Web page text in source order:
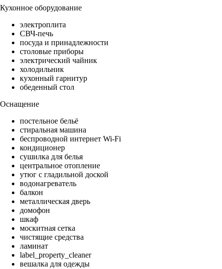
Кухонное оборудование
электроплита
СВЧ-печь
посуда и принадлежности
столовые приборы
электрический чайник
холодильник
кухонный гарнитур
обеденный стол
Оснащение
постельное бельё
стиральная машина
беспроводной интернет Wi-Fi
кондиционер
сушилка для белья
центральное отопление
утюг с гладильной доской
водонагреватель
балкон
металлическая дверь
домофон
шкаф
москитная сетка
чистящие средства
ламинат
label_property_cleaner
вешалка для одежды